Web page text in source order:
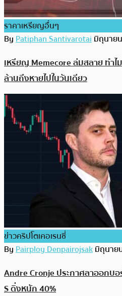
ราคาเหรียญอื่นๆ
ByPatiphan Santivarotaiมิถุนาย
เหรียญ Memecore ล่มสลาย ทำ
ล้านถึงหายไปในวันเดียว
ข่าวคริปโตเคอเรนซี่
ByPairploy Denpairojsakมิถุนาย
Andre Cronje ประกาศลาออกบ
S ดิ่งหนัก 40%